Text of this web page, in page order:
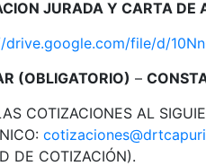
JURADA Y CARTA DE
file/d/
(OBLIGATORIO) –
COTIZACIONES AL
DE COTIZACIÓN).